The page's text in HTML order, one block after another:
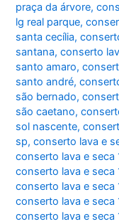
praça da árvore,
lg real parque,
santa cecília,
santana,conserto
santo amaro,
santo andré,
são bernado,
são caetano,
sol nascente,
sp,conserto lava e
conserto lava e seca
conserto lava e seca
conserto lava e seca
conserto lava e seca
conserto lava e seca